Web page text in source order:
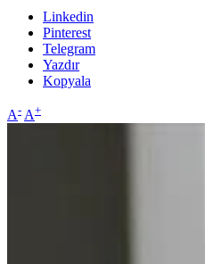
Linkedin
Pinterest
Telegram
Yazdır
Kopyala
A- A+